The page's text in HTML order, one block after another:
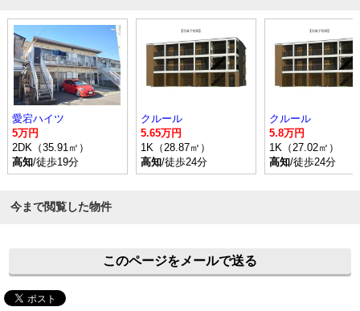
愛宕ハイツ
5万円
2DK（35.91㎡）
高知/徒歩19分
クルール
5.65万円
1K（28.87㎡）
高知/徒歩24分
クルール
5.8万円
1K（27.02㎡）
高知/徒歩24分
今まで閲覧した物件
このページをメールで送る